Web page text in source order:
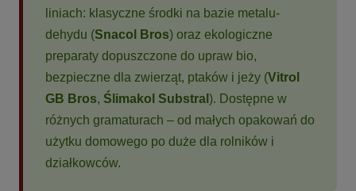
liniach: klasyczne środki na bazie metalu­
dehydu (Snacol Bros) oraz ekologiczne
preparaty dopuszczone do upraw bio,
bezpieczne dla zwierząt, ptaków i jeży (Vitrol
GB Bros, Ślimakol Substral ). Dostępne w
różnych gramaturach – od małych opakowań do
użytku domowego po duże dla rolników i
działkowców.